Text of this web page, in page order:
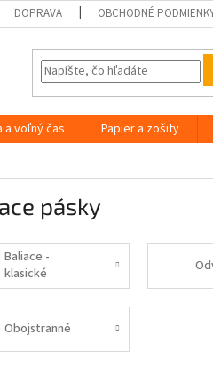
DOPRAVA OBCHODNÉ
a voľný čas Papier a zošity
pásky
Baliace -
klasické
Obojstranné